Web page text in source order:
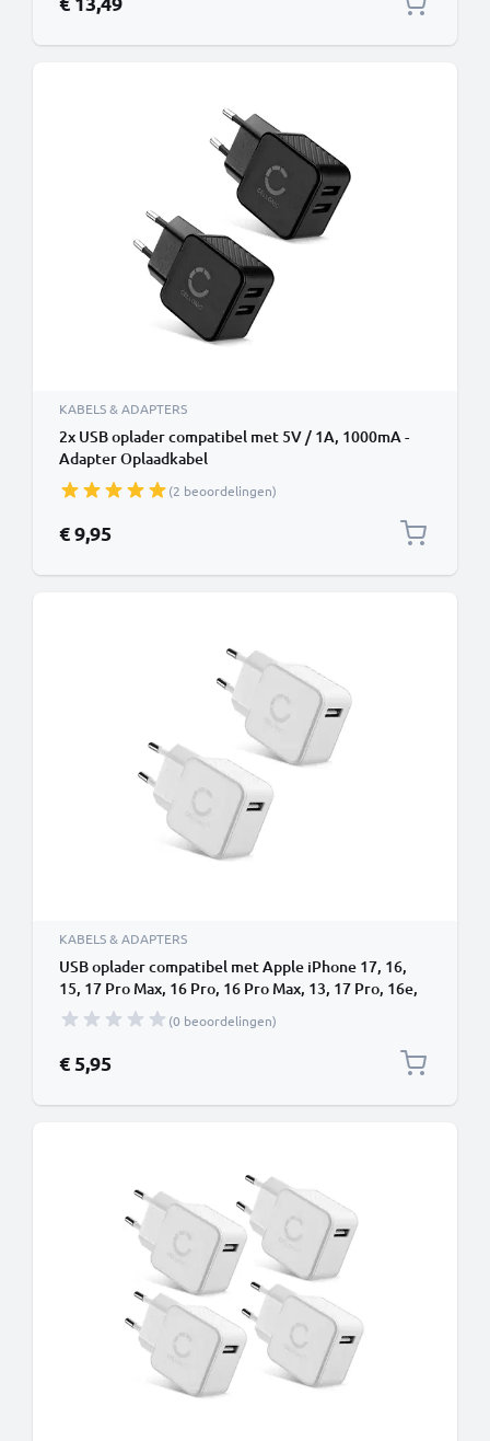
KABELS & ADAPTERS
2x USB oplader compatibel met 5V / 1A, 1000mA -
Adapter Oplaadkabel
(2 beoordelingen)
€ 9,95
KABELS & ADAPTERS
USB oplader compatibel met Apple iPhone 17, 16,
15, 17 Pro Max, 16 Pro, 16 Pro Max, 13, 17 Pro, 16e,
15 Pro, 12, 11, 13 Pro, AirPods Pro Samsung Galaxy
S24, S25 Ultra, S25, S24 Ultra Google Pixel 9 -
Adapter Oplaadkabel
(0 beoordelingen)
€ 5,95